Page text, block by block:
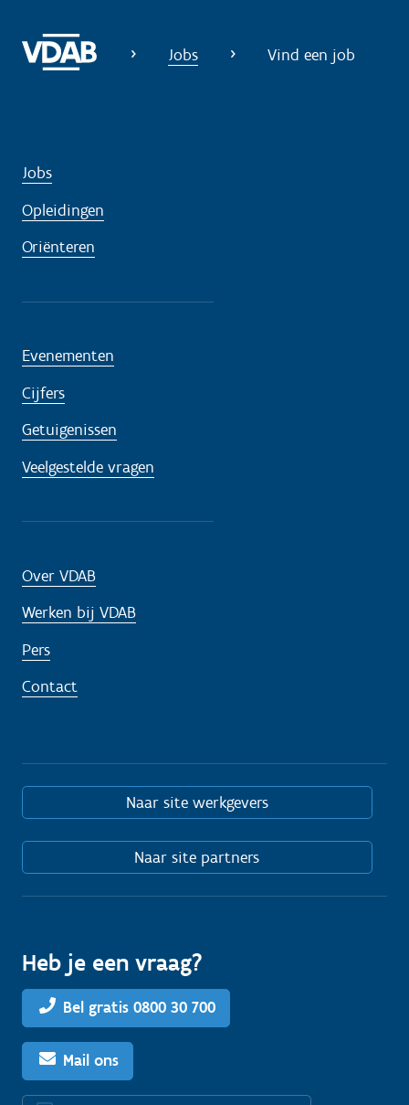
Jobs Vind een job
Jobs
Opleidingen
Oriënteren
Evenementen
Cijfers
Getuigenissen
Veelgestelde vragen
Over VDAB
Werken bij VDAB
Pers
Contact
Naar site werkgevers
Naar site partners
Heb je een vraag?
Bel gratis 0800 30 700
Mail ons